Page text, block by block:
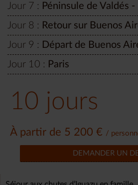
Jour 7 : Péninsule de Valdés
Jour 8 : Retour sur Buenos
Jour 9 : Départ de Buenos
Jour 10 : Paris
10 jours
À partir de 5 200 € /
DEMANDER UN